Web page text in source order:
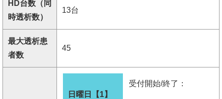
HD台数（同
時透析数）
13台
最大透析患
者数
45
日曜日【1】
受付開始/終了：